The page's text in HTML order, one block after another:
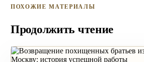
ПОХОЖИЕ МАТЕРИАЛЫ
Продолжить чтение